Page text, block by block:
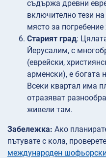
съдържа древни
включително тези
място за
Старият град:
Йерусалим, с
(еврейски,
арменски), е богата
Всеки квартал има
отразяват
живели там.
Забележка: Ако
пътувате с кола,
международен